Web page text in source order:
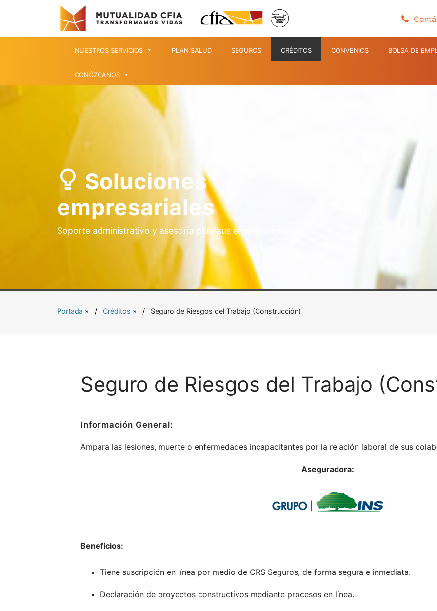
NUESTROS SERVICIOS PLAN SALUD SEGUROS CRÉDITOS CONVENIOS BOLSA DE
CONÓZCANOS
Soluciones
empresariales
Soporte administrativo y asesoría para sus emprendimientos.
Portada » Créditos » Seguro de Riesgos del Trabajo (Construcción)
Seguro de Riesgos del Trabajo
Información General:
Ampara las lesiones, muerte o enfermedades incapacitantes por la relación laboral de sus
Aseguradora:
Beneficios:
Tiene suscripción en línea por medio de CRS Seguros, de forma segura e inmediata.
Declaración de proyectos constructivos mediante procesos en línea.